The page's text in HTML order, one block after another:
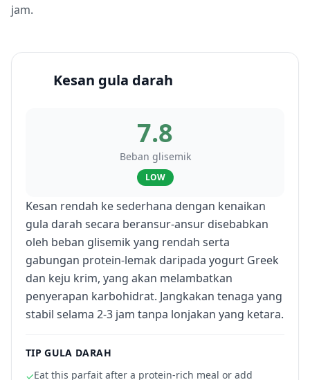
jam.
Kesan gula darah
7.8
Beban glisemik
LOW
Kesan rendah ke sederhana dengan kenaikan
gula darah secara beransur-ansur disebabkan
oleh beban glisemik yang rendah serta
gabungan protein-lemak daripada yogurt Greek
dan keju krim, yang akan melambatkan
penyerapan karbohidrat. Jangkakan tenaga yang
stabil selama 2-3 jam tanpa lonjakan yang ketara.
TIP GULA DARAH
✓Eat this parfait after a protein-rich meal or add